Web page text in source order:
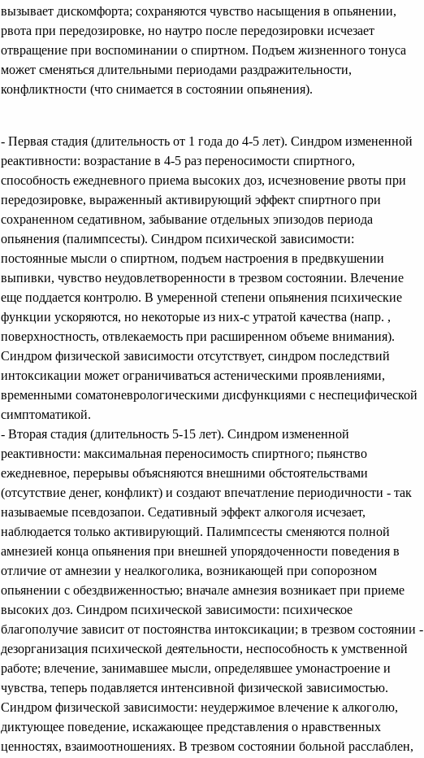
вызывает дискомфорта; сохраняются чувство насыщения в опьянении,
рвота при передозировке, но наутро после передозировки исчезает
отвращение при воспоминании о спиртном. Подъем жизненного тонуса
может сменяться длительными периодами раздражительности,
конфликтности (что снимается в состоянии опьянения).
- Первая стадия (длительность от 1 года до 4-5 лет). Синдром измененной
реактивности: возрастание в 4-5 раз переносимости спиртного,
способность ежедневного приема высоких доз, исчезновение рвоты при
передозировке, выраженный активирующий эффект спиртного при
сохраненном седативном, забывание отдельных эпизодов периода
опьянения (палимпсесты). Синдром психической зависимости:
постоянные мысли о спиртном, подъем настроения в предвкушении
выпивки, чувство неудовлетворенности в трезвом состоянии. Влечение
еще поддается контролю. В умеренной степени опьянения психические
функции ускоряются, но некоторые из них-с утратой качества (напр. ,
поверхностность, отвлекаемость при расширенном объеме внимания).
Синдром физической зависимости отсутствует, синдром последствий
интоксикации может ограничиваться астеническими проявлениями,
временными соматоневрологическими дисфункциями с неспецифической
симптоматикой.
- Вторая стадия (длительность 5-15 лет). Синдром измененной
реактивности: максимальная переносимость спиртного; пьянство
ежедневное, перерывы объясняются внешними обстоятельствами
(отсутствие денег, конфликт) и создают впечатление периодичности - так
называемые псевдозапои. Седативный эффект алкоголя исчезает,
наблюдается только активирующий. Палимпсесты сменяются полной
амнезией конца опьянения при внешней упорядоченности поведения в
отличие от амнезии у неалкоголика, возникающей при сопорозном
опьянении с обездвиженностью; вначале амнезия возникает при приеме
высоких доз. Синдром психической зависимости: психическое
благополучие зависит от постоянства интоксикации; в трезвом состоянии -
дезорганизация психической деятельности, неспособность к умственной
работе; влечение, занимавшее мысли, определявшее умонастроение и
чувства, теперь подавляется интенсивной физической зависимостью.
Синдром физической зависимости: неудержимое влечение к алкоголю,
диктующее поведение, искажающее представления о нравственных
ценностях, взаимоотношениях. В трезвом состоянии больной расслаблен,